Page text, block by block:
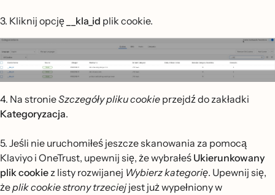
3. Kliknij opcję __kla_id plik cookie.
4. Na stronieSzczegóły pliku cookie przejdź do zakładki
Kategoryzacja.
5. Jeśli nie uruchomiłeś jeszcze skanowania za pomocą
Klaviyo i OneTrust, upewnij się, że wybrałeś Ukierunkowany
plik cookiez listy rozwijanej Wybierz kategorię. Upewnij się,
żeplik cookie strony trzeciejjest już wypełniony w